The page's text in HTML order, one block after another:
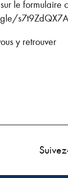
le
y retrouver